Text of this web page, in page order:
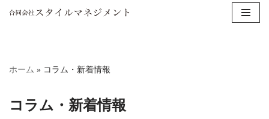
テ
ツ
ホーム » コラム・新着情報
コラム・新着情報